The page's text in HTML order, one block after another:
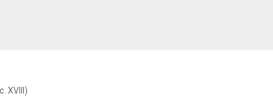
XVIII)